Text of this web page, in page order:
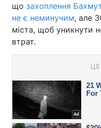
що захоплення
не є неминучим, але
міста, щоб уникнути
втрат.